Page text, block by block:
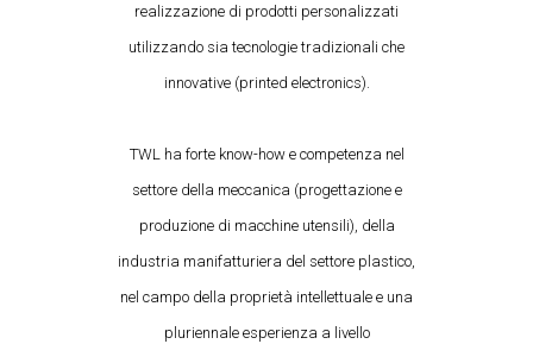
realizzazione di prodotti personalizzati
utilizzando sia tecnologie tradizionali che
innovative (printed electronics).
TWL ha forte know-how e competenza nel
settore della meccanica (progettazione e
produzione di macchine utensili), della
industria manifatturiera del settore plastico,
nel campo della proprietà intellettuale e una
pluriennale esperienza a livello